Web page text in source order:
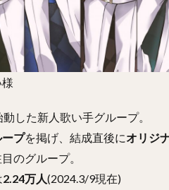
した新人歌い手グループ。
プを掲げ、結成直後にオリジ
のグループ。
2.24万人(2024.3/9現在)